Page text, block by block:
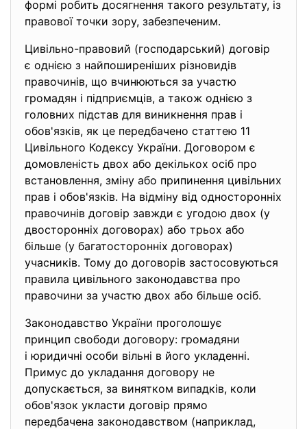
формі робить досягнення такого результату, із
правової точки зору, забезпеченим.
Цивільно-правовий (господарський) договір
є однією з найпоширеніших різновидів
правочинів, що вчинюються за участю
громадян і підприємців, а також однією з
головних підстав для виникнення прав і
обов'язків, як це передбачено статтею 11
Цивільного Кодексу України. Договором є
домовленість двох або декількох осіб про
встановлення, зміну або припинення цивільних
прав і обов'язків. На відміну від односторонніх
правочинів договір завжди є угодою двох (у
двосторонніх договорах) або трьох або
більше (у багатосторонніх договорах)
учасників. Тому до договорів застосовуються
правила цивільного законодавства про
правочини за участю двох або більше осіб.
Законодавство України проголошує
принцип свободи договору: громадяни
і юридичні особи вільні в його укладенні.
Примус до укладання договору не
допускається, за винятком випадків, коли
обов'язок укласти договір прямо
передбачена законодавством (наприклад,